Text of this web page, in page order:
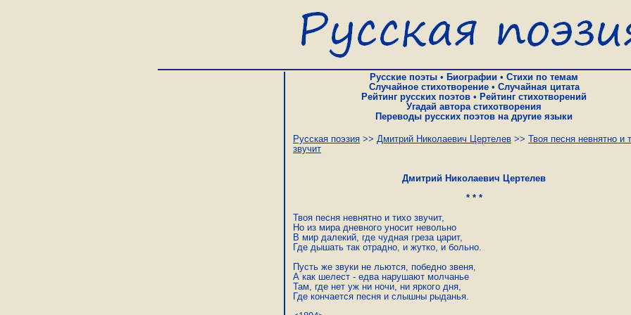
Русские поэты • Биографии • Стихи по темам
Случайное стихотворение• Случайная цитата
Рейтинг русских поэтов • Рейтинг стихотворений
Угадай автора стихотворения
Переводы русских поэтов на другие языки
Русская поэзия >> Дмитрий Николаевич Цертелев >> Твоя песня невнятно и
звучит
Дмитрий Николаевич Цертелев
* * *
Твоя песня невнятно и тихо звучит,
Но из мира дневного уносит невольно
В мир далекий, где чудная греза царит,
Где дышать так отрадно, и жутко, и больно.
Пусть же звуки не льются, победно звеня,
А как шелест - едва нарушают молчанье
Там, где нет уж ни ночи, ни яркого дня,
Где кончается песня и слышны рыданья.